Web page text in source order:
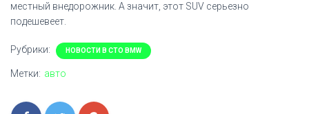
местный внедорожник. А значит, этот SUV серьезно
подешевеет.
Рубрики: НОВОСТИ В СТО BMW
Метки: авто